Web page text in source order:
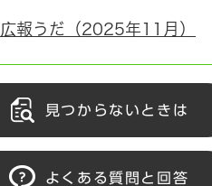
広報うだ（2025年11月）
見つからないときは
よくある質問と回答